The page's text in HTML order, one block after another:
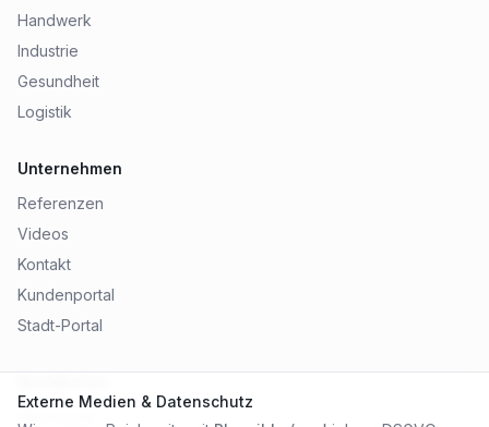
Handwerk
Industrie
Gesundheit
Logistik
Unternehmen
Referenzen
Videos
Kontakt
Kundenportal
Stadt-Portal
Externe Medien & Datenschutz